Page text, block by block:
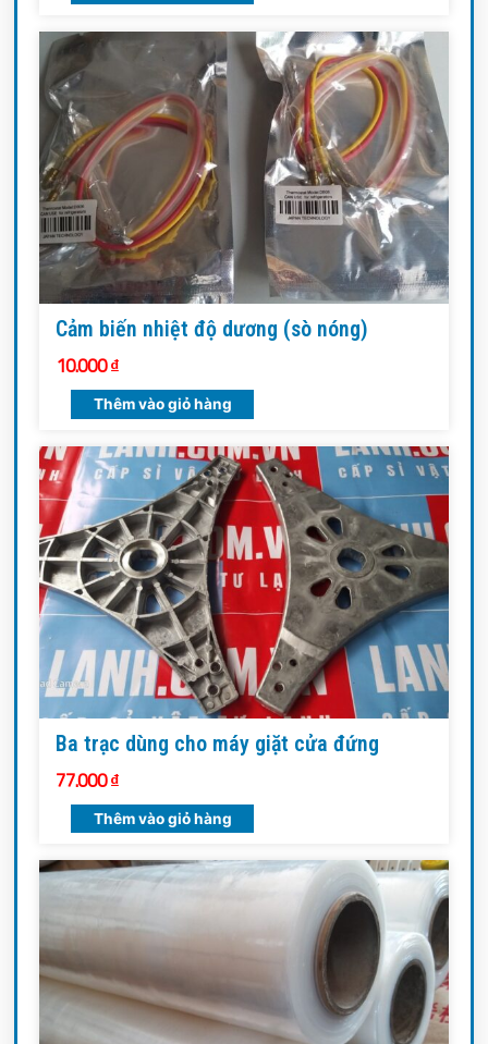
Cảm biến nhiệt độ dương (sò nóng)
10.000₫
Thêm vào giỏ hàng
Ba trạc dùng cho máy giặt cửa đứng
77.000₫
Thêm vào giỏ hàng